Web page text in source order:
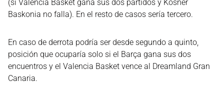
(si Valencia Basket gana sus dos partidos y Kosner
Baskonia no falla). En el resto de casos sería tercero.
En caso de derrota podría ser desde segundo a quinto,
posición que ocuparía solo si el Barça gana sus dos
encuentros y el Valencia Basket vence al Dreamland Gran
Canaria.